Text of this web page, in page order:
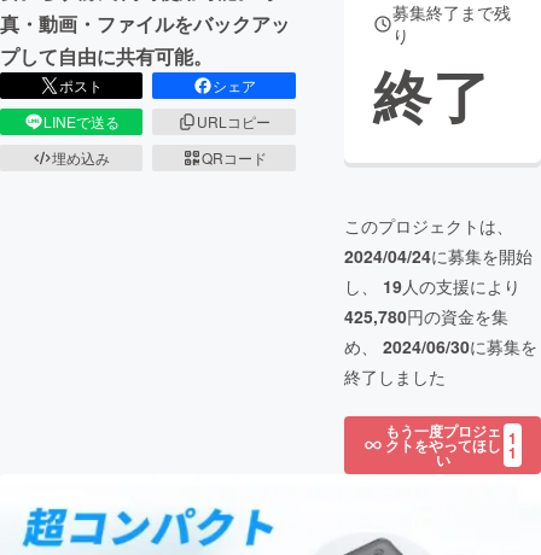
真・動画・ファイルをバックアッ
プして自由に共有可能。
ポスト
シェア
LINEで送る
URLコピー
埋め込み
QRコード
募集終了まで残
り
終了
このプロジェクトは、
2024/04/24に募集を開始
し、 19人の支援により
425,780円の資金を集
め、 2024/06/30に募集を
終了しました
もう一度プロジェ
クトをやってほし
い
1
1